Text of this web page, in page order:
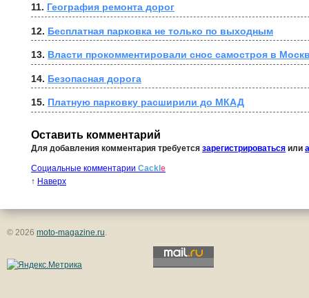
11. География ремонта дорог
12. Бесплатная парковка не только по выходным
13. Власти прокомментировали снос самостроя в
14. Безопасная дорога
15. Платную парковку расширили до МКАД
Оставить комментарий
Для добавления комментария требуется зарегистрироваться или
Социальные комментарии Cackl e
↑ Наверх
© 2026 moto-magazine.ru.